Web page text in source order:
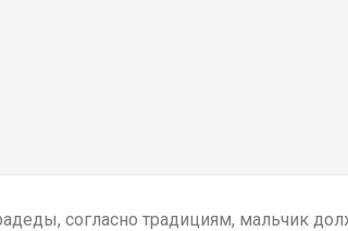
согласно традициям, мальчик